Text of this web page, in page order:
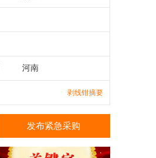
河南
剥线钳摘要
发布紧急采购